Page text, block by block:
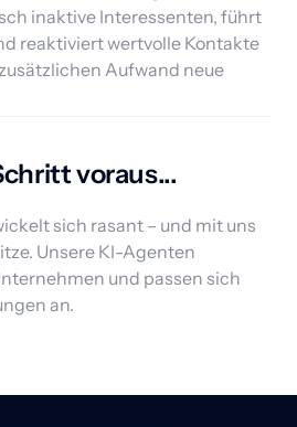
inaktive Interessenten, führt
reaktiviert wertvolle Kontakte
Aufwand neue
voraus...
sich rasant – und mit uns
Unsere KI-Agenten
und passen sich
an.